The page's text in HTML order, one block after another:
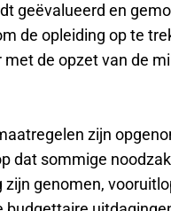
geëvalueerd en
de opleiding op te
de opzet van de
zijn
dat sommige
genomen,